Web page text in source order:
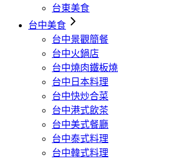
台東美食
台中美食
台中景觀簡餐
台中火鍋店
台中燒肉鐵板燒
台中日本料理
台中快炒合菜
台中港式飲茶
台中美式餐廳
台中泰式料理
台中韓式料理